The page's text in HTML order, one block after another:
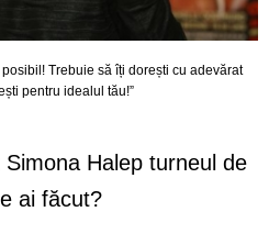
posibil! Trebuie să îți dorești cu adevărat
pentru idealul tău!”
Halep turneul de
ai făcut?